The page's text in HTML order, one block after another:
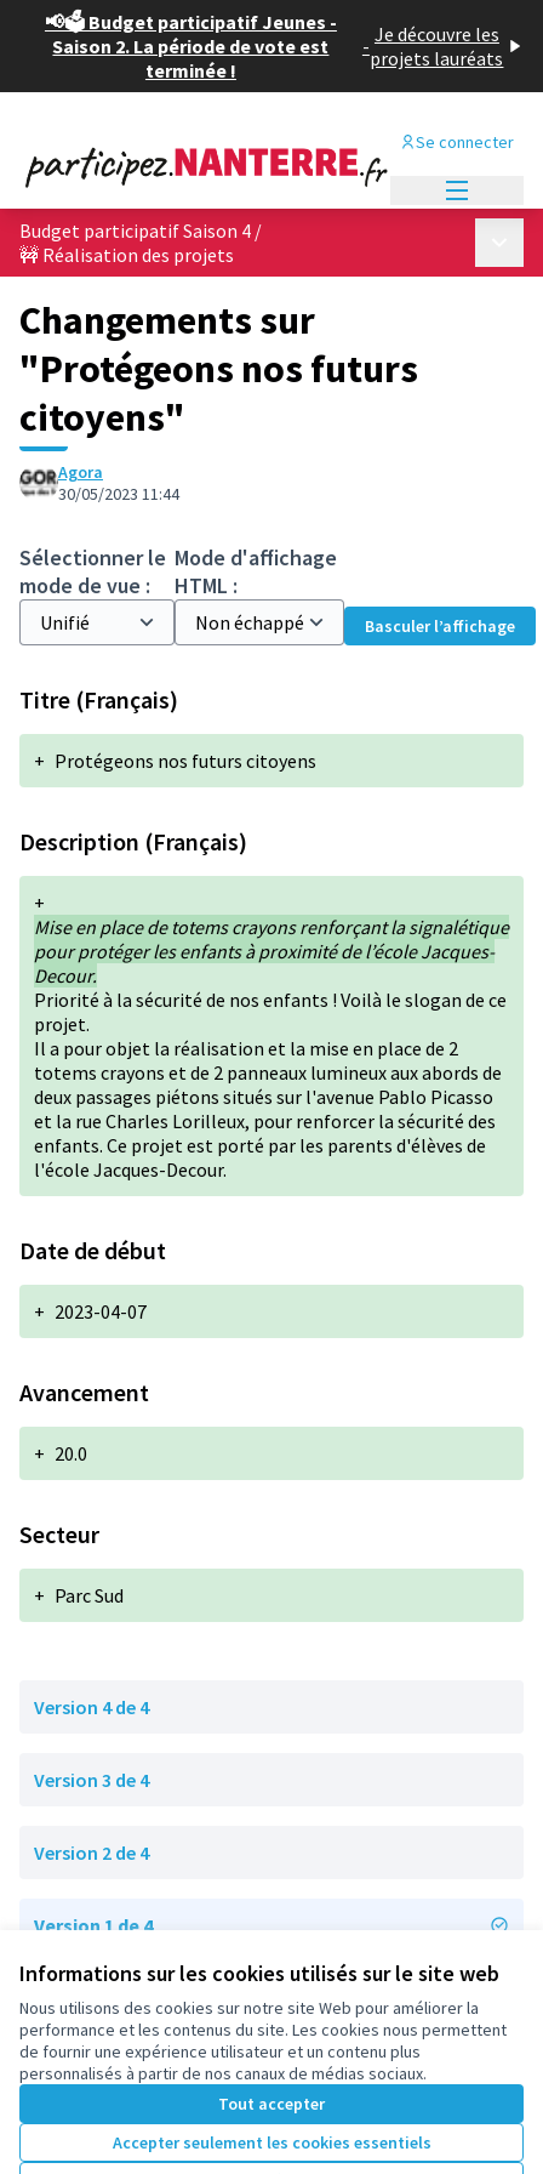
Informations sur les cookies utilisés sur le site web
Nous utilisons des cookies sur notre site Web pour améliorer la
performance et les contenus du site. Les cookies nous permettent
de fournir une expérience utilisateur et un contenu plus
personnalisés à partir de nos canaux de médias sociaux.
Tout accepter
Accepter seulement les cookies essentiels
📢🗳️ Budget participatif Jeunes -
Saison 2. La période de vote est
terminée !
- Je découvre les
projets lauréats
Se connecter
Budget participatif Saison 4 /
🚧 Réalisation des projets
Changements sur
"Protégeons nos futurs
citoyens"
Agora
30/05/2023 11:44
Sélectionner le
mode de vue :
Mode d'affichage
HTML :
Basculer l’affichage
Titre (Français)
+ Protégeons nos futurs citoyens
Description (Français)
+
Mise en place de totems crayons renforçant la signalétique
pour protéger les enfants à proximité de l’école Jacques-
Decour.
Priorité à la sécurité de nos enfants ! Voilà le slogan de ce
projet.
Il a pour objet la réalisation et la mise en place de 2
totems crayons et de 2 panneaux lumineux aux abords de
deux passages piétons situés sur l'avenue Pablo Picasso
et la rue Charles Lorilleux, pour renforcer la sécurité des
enfants. Ce projet est porté par les parents d'élèves de
l'école Jacques-Decour.
Date de début
+ 2023-04-07
Avancement
+ 20.0
Secteur
+ Parc Sud
Version 4 de 4
Version 3 de 4
Version 2 de 4
Version 1 de 4
Conditions d'utilisation
Paramètres des cookies
participez.nanterre.fr sur X
(Lien externe)
participez.nanterre.fr sur Facebook
participez.nanterre.fr sur Instagram
participez.nanterre.fr sur YouTube
(Lien externe)
participez.nanterre.fr sur GitHub
(Lien externe)
Licence
(Lien